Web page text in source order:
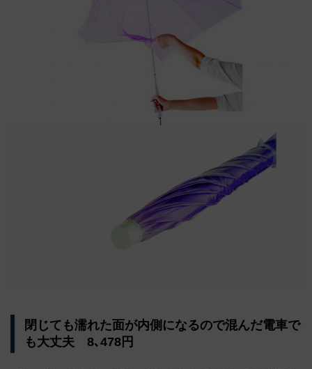
閉じても濡れた面が内側になるので混んだ電車で
も大丈夫 8､478円